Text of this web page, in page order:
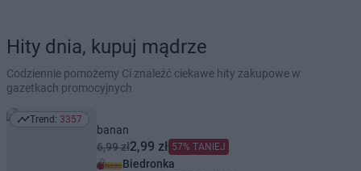
Hity dnia, kupuj mądrze
Codziennie pomożemy Ci znaleźć ciekawe hity zakupowe w
gazetkach promocyjnych
Trend: 3357
Trend: 3357
banan
6,99 zł2,99 zł 57% TANIEJ
Biedronka